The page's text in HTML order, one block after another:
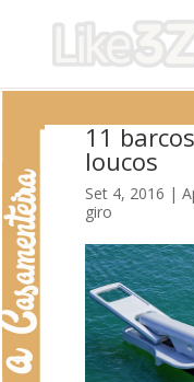
11
loucos
Set 4, 2016 |
giro